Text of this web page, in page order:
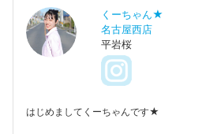
くーちゃん★
名古屋西店
平岩桜
はじめましてくーちゃんです★